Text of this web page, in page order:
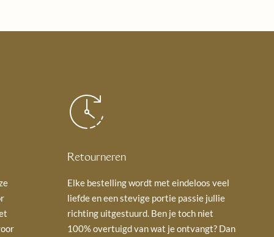
Retourneren
Elke bestelling wordt met eindeloos veel
liefde en een stevige portie passie jullie
richting uitgestuurd. Ben je toch niet
100% overtuigd van wat je ontvangt? Dan